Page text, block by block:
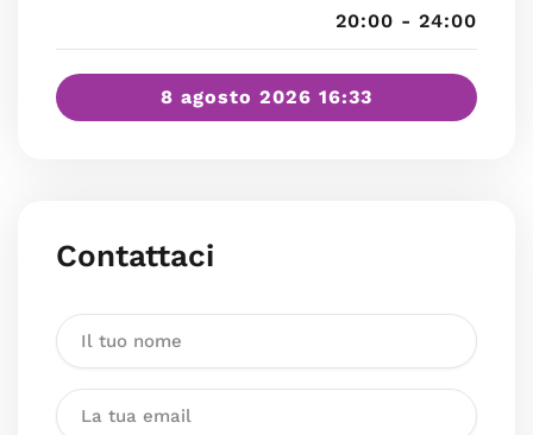
20:00 - 24:00
8 agosto 2026 16:33
Contattaci